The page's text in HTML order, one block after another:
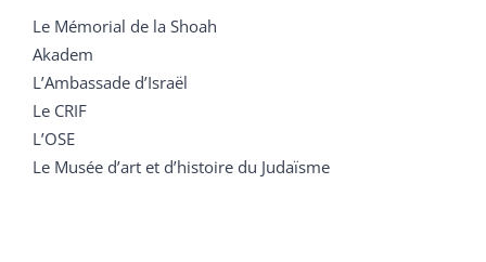
Le Mémorial de la Shoah
Akadem
L’Ambassade d’Israël
Le CRIF
L’OSE
Le Musée d’art et d’histoire du Judaïsme